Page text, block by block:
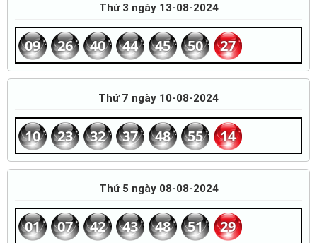
Thứ 3 ngày 13-08-2024
09 26 40 44 45 50 27
Thứ 7 ngày 10-08-2024
10 23 32 37 48 55 14
Thứ 5 ngày 08-08-2024
01 07 42 43 48 51 29